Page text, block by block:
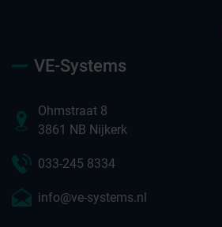
VE-Systems
Ohmstraat 8
3861 NB Nijkerk
033-245 8334
info@ve-systems.nl